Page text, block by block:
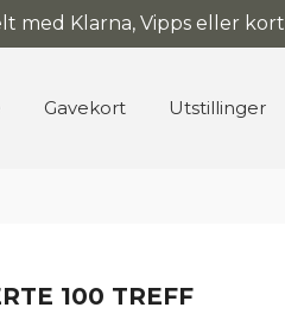
med Klarna, Vipps eller kort
Gavekort Utstillinger
100 TREFF